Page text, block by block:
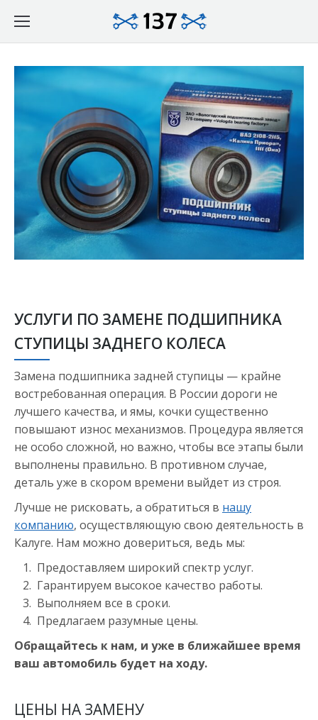
УСЛУГИ ПО ЗАМЕНЕ ПОДШИПНИКА
СТУПИЦЫ ЗАДНЕГО КОЛЕСА
Замена подшипника задней ступицы — крайне
востребованная операция. В России дороги не
лучшего качества, и ямы, кочки существенно
повышают износ механизмов. Процедура является
не особо сложной, но важно, чтобы все этапы были
выполнены правильно. В противном случае,
деталь уже в скором времени выйдет из строя.
Лучше не рисковать, а обратиться в нашу
компанию, осуществляющую свою деятельность в
Калуге. Нам можно довериться, ведь мы:
Предоставляем широкий спектр услуг.
Гарантируем высокое качество работы.
Выполняем все в сроки.
Предлагаем разумные цены.
Обращайтесь к нам, и уже в ближайшее время
ваш автомобиль будет на ходу.
ЦЕНЫ НА ЗАМЕНУ